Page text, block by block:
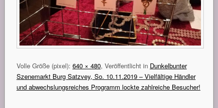
Volle Größe (pixel): 640 × 480, Veröffentlicht in Dunkelbunter
Szenemarkt Burg Satzvey, So. 10.11.2019 – Vielfältige Händler
und abwechslungsreiches Programm lockte zahlreiche Besucher!